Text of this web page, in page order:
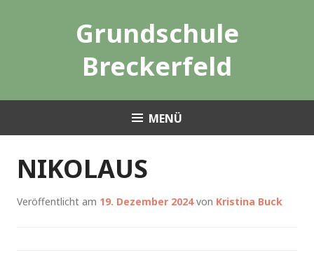
Grundschule
Breckerfeld
MENÜ
NIKOLAUS
Veröffentlicht am 19. Dezember 2024von Kristina Buck